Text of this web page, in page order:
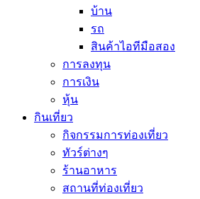
บ้าน
รถ
สินค้าไอทีมือสอง
การลงทุน
การเงิน
หุ้น
กินเที่ยว
กิจกรรมการท่องเที่ยว
ทัวร์ต่างๆ
ร้านอาหาร
สถานที่ท่องเที่ยว